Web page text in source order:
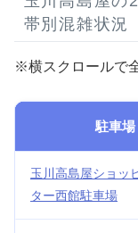
帯別混雑状況
※横スクロールで
駐車場
玉川高島屋ショッ
ター西館駐車場